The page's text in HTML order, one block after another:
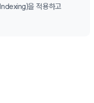
을 적용하고